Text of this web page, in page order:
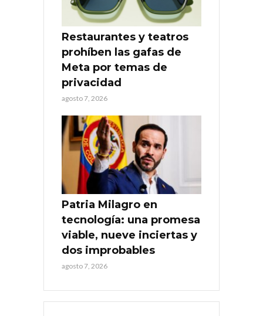
Restaurantes y teatros
prohíben las gafas de
Meta por temas de
privacidad
agosto 7, 2026
Patria Milagro en
tecnología: una promesa
viable, nueve inciertas y
dos improbables
agosto 7, 2026